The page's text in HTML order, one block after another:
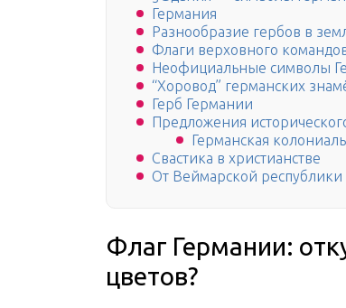
Германия
Разнообразие гербов в
Флаги верховного
Неофициальные символы
“Хоровод” германских
Герб Германии
Предложения
Германская
Свастика в христианстве
От Веймарской республики
Флаг Германии:
цветов?